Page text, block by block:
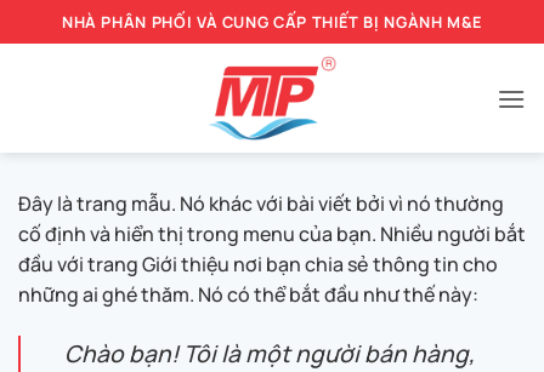
qua
NHÀ PHÂN PHỐI VÀ CUNG CẤP THIẾT BỊ NGÀNH M&E
Đây là trang mẫu. Nó khác với bài viết bởi vì nó thường
cố định và hiển thị trong menu của bạn. Nhiều người bắt
đầu với trang Giới thiệu nơi bạn chia sẻ thông tin cho
những ai ghé thăm. Nó có thể bắt đầu như thế này:
Chào bạn! Tôi là một người bán hàng,